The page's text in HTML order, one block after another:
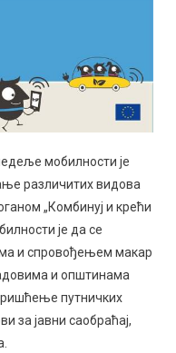
мобилности је
различитих видова
„Комбинуј и крећи
је да се
и спровођењем макар
и општинама
путничких
за јавни саобраћај,